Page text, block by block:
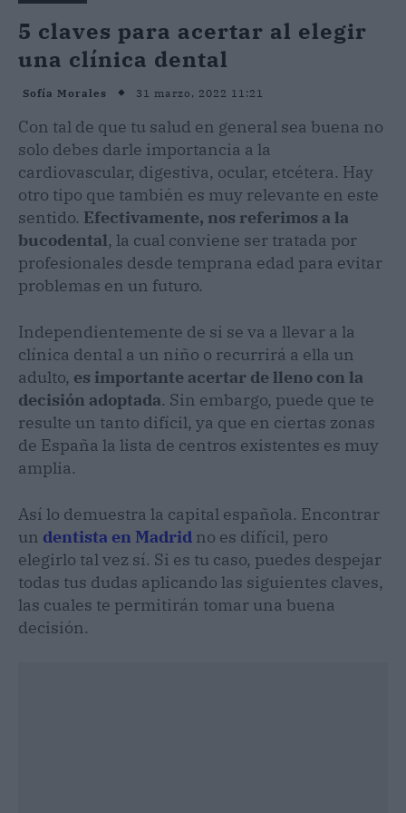
5 claves para acertar al elegir
una clínica dental
Sofía Morales 31 marzo, 2022 11:21
Con tal de que tu salud en general sea buena no
solo debes darle importancia a la
cardiovascular, digestiva, ocular, etcétera. Hay
otro tipo que también es muy relevante en este
sentido. Efectivamente, nos referimos a la
bucodental, la cual conviene ser tratada por
profesionales desde temprana edad para evitar
problemas en un futuro.
Independientemente de si se va a llevar a la
clínica dental a un niño o recurrirá a ella un
adulto, es importante acertar de lleno con la
decisión adoptada. Sin embargo, puede que te
resulte un tanto difícil, ya que en ciertas zonas
de España la lista de centros existentes es muy
amplia.
Así lo demuestra la capital española. Encontrar
un dentista en Madrid no es difícil, pero
elegirlo tal vez sí. Si es tu caso, puedes despejar
todas tus dudas aplicando las siguientes claves,
las cuales te permitirán tomar una buena
decisión.